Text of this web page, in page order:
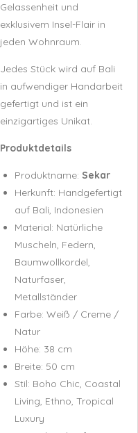
Gelassenheit und
exklusivem Insel-Flair in
jeden Wohnraum.
Jedes Stück wird auf Bali
in aufwendiger Handarbeit
gefertigt und ist ein
einzigartiges Unikat.
Produktdetails
Produktname: Sekar
Herkunft: Handgefertigt
auf Bali, Indonesien
Material: Natürliche
Muscheln, Federn,
Baumwollkordel,
Naturfaser,
Metallständer
Farbe: Weiß / Creme /
Natur
Höhe: 38 cm
Breite: 50 cm
Stil: Boho Chic, Coastal
Living, Ethno, Tropical
Luxury